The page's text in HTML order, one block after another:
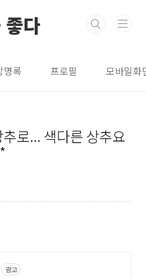
좋다
명록 프로필 모바일화
로... 색다른 상추요
광고